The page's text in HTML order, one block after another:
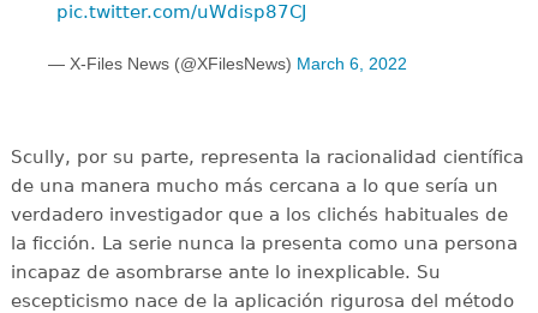
pic.twitter.com/uWdisp87CJ
— X-Files News (@XFilesNews) March 6, 2022
Scully, por su parte, representa la racionalidad científica
de una manera mucho más cercana a lo que sería un
verdadero investigador que a los clichés habituales de
la ficción. La serie nunca la presenta como una persona
incapaz de asombrarse ante lo inexplicable. Su
escepticismo nace de la aplicación rigurosa del método